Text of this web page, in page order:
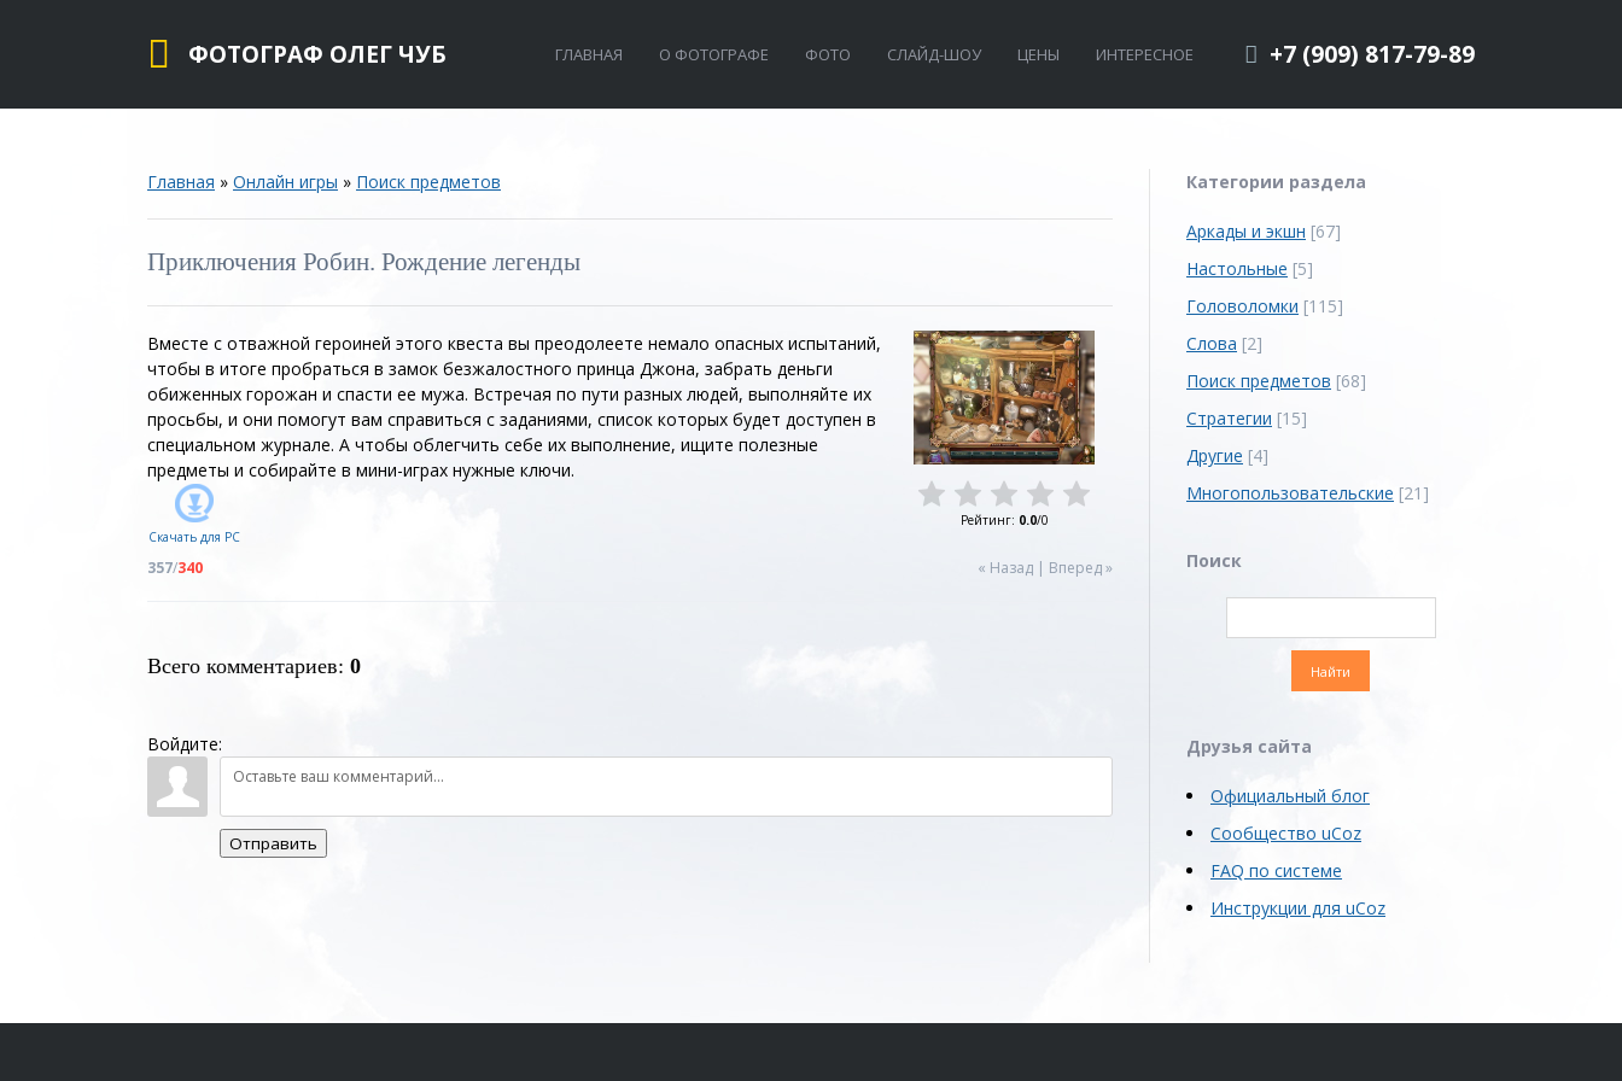
ФОТОГРАФ ОЛЕГ ЧУБ ГЛАВНАЯ О ФОТОГРАФЕ ФОТО СЛАЙД-ШОУ ЦЕНЫ ИНТЕРЕСНОЕ +7 (909) 817-79-89
Главная » Онлайн игры » Поиск предметов
Приключения Робин. Рождение легенды
Вместе с отважной героиней этого квеста вы преодолеете немало опасных испытаний,
чтобы в итоге пробраться в замок безжалостного принца Джона, забрать деньги
обиженных горожан и спасти ее мужа. Встречая по пути разных людей, выполняйте их
просьбы, и они помогут вам справиться с заданиями, список которых будет доступен в
специальном журнале. А чтобы облегчить себе их выполнение, ищите полезные
предметы и собирайте в мини-играх нужные ключи.
Скачать для PC
Рейтинг: 0.0/0
« Назад | Вперед »
357/340
Всего комментариев: 0
Войдите:
Отправить
Категории раздела
Аркады и экшн [67]
Настольные [5]
Головоломки [115]
Слова [2]
Поиск предметов [68]
Стратегии [15]
Другие [4]
Многопользовательские [21]
Поиск
Друзья сайта
Официальный блог
Сообщество uCoz
FAQ по системе
Инструкции для uCoz